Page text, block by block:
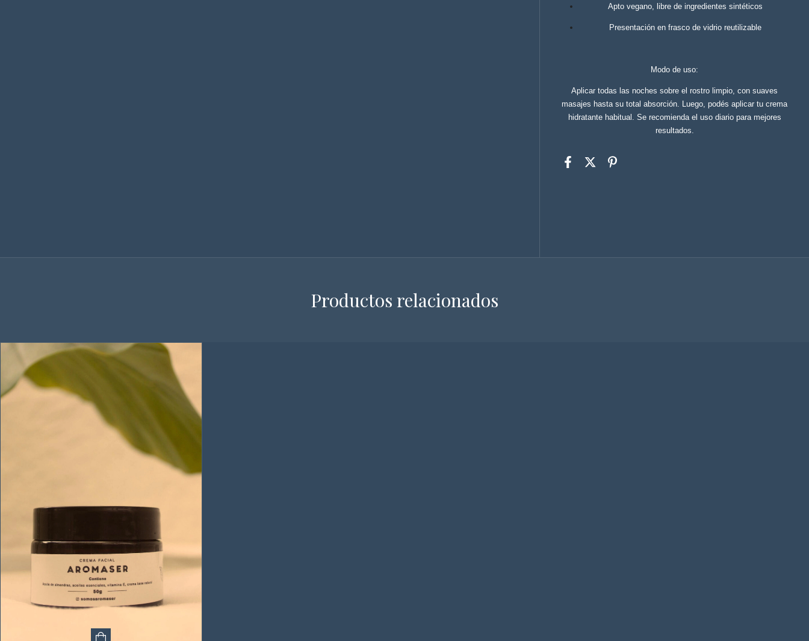
Apto vegano, libre de ingredientes sintéticos
Presentación en frasco de vidrio reutilizable
Modo de uso:
Aplicar todas las noches sobre el rostro limpio, con suaves
masajes hasta su total absorción. Luego, podés aplicar tu crema
hidratante habitual. Se recomienda el uso diario para mejores
resultados.
Productos relacionados